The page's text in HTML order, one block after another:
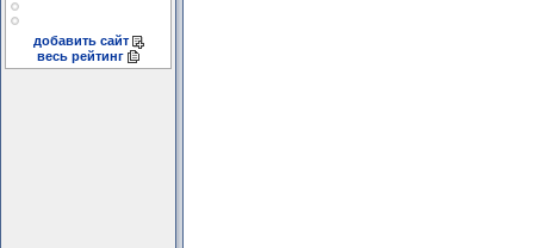
добавить сайт
весь рейтинг